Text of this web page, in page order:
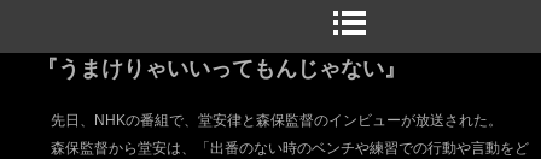
『うまけりゃいいってもんじゃない』
先日、NHKの番組で、堂安律と森保監督のインビューが放送された。
森保監督から堂安は、「出番のない時のベンチや練習での行動や言動をど